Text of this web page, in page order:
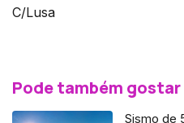
C/Lusa
Pode também gostar
Sismo de